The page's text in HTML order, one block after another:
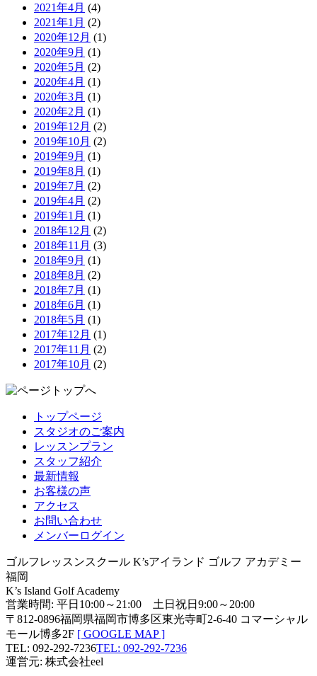
2021年4月 (4)
2021年1月 (2)
2020年12月 (1)
2020年9月 (1)
2020年5月 (2)
2020年4月 (1)
2020年3月 (1)
2020年2月 (1)
2019年12月 (2)
2019年10月 (2)
2019年9月 (1)
2019年8月 (1)
2019年7月 (2)
2019年4月 (2)
2019年1月 (1)
2018年12月 (2)
2018年11月 (3)
2018年9月 (1)
2018年8月 (2)
2018年7月 (1)
2018年6月 (1)
2018年5月 (1)
2017年12月 (1)
2017年11月 (2)
2017年10月 (2)
トップページ
スタジオのご案内
レッスンプラン
スタッフ紹介
最新情報
お客様の声
アクセス
お問い合わせ
メンバーログイン
ゴルフレッスンスクール K’sアイランド ゴルフ アカデミー
福岡
K’s Island Golf Academy
営業時間: 平日10:00～21:00 土日祝日9:00～20:00
〒812-0896福岡県福岡市博多区東光寺町2-6-40 コマーシャル
モール博多2F [ GOOGLE MAP ]
TEL: 092-292-7236TEL: 092-292-7236
運営元: 株式会社eel